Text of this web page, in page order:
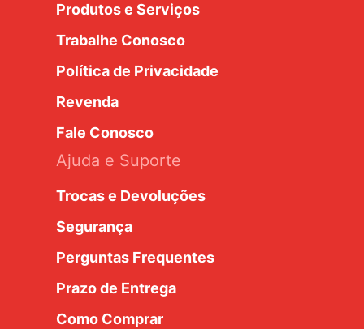
Produtos e Serviços
Trabalhe Conosco
Política de Privacidade
Revenda
Fale Conosco
Ajuda e Suporte
Trocas e Devoluções
Segurança
Perguntas Frequentes
Prazo de Entrega
Como Comprar